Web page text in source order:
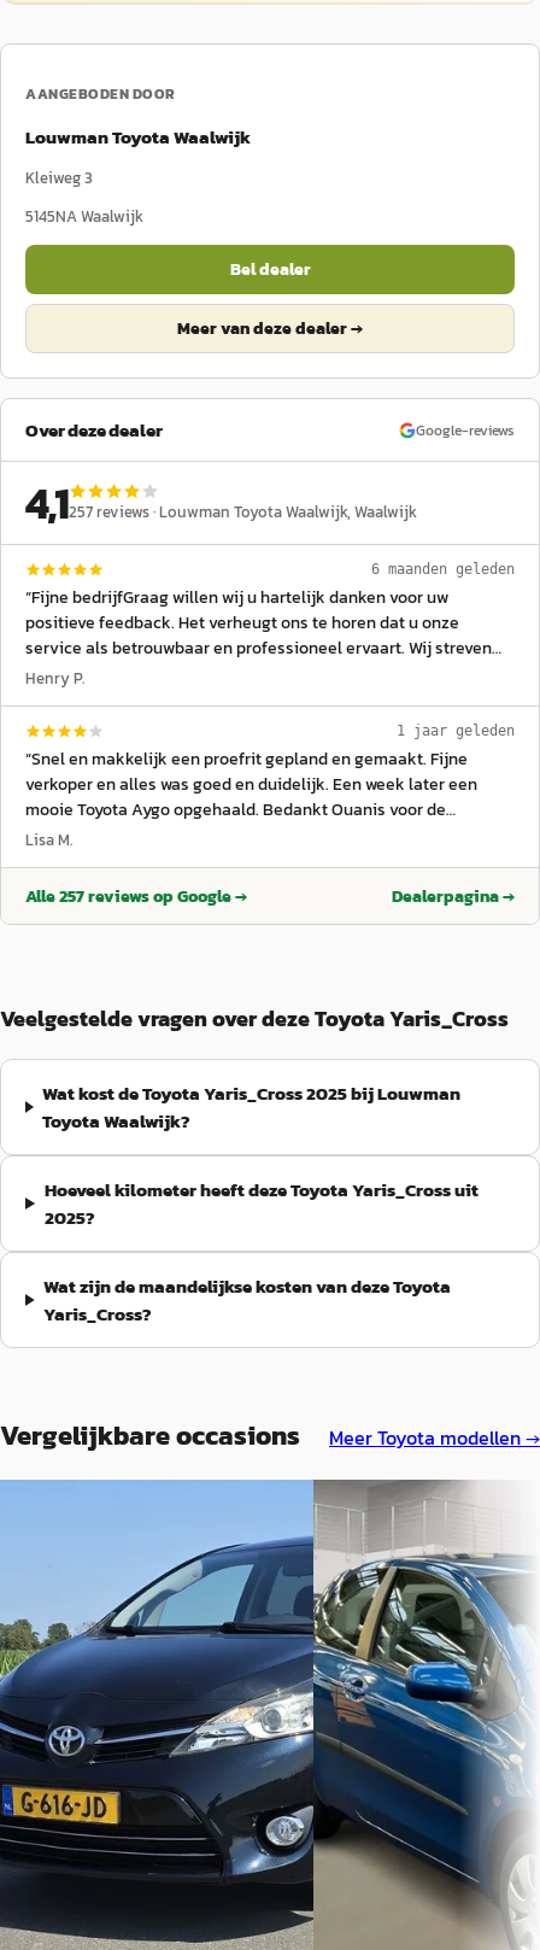
AANGEBODEN DOOR
Louwman Toyota Waalwijk
Kleiweg 3
5145NAWaalwijk
Bel dealer
Meer van deze dealer →
Over deze dealer Google-reviews
4,1257reviews ·Louwman Toyota Waalwijk, Waalwijk
6 maanden geleden
“Fijne bedrijfGraag willen wij u hartelijk danken voor uw
positieve feedback. Het verheugt ons te horen dat u onze
service als betrouwbaar en professioneel ervaart. Wij streven
ernaar om altijd met een Brabantse, no-nonsense mentaliteit te
handhaven. We waarderen uw vertrouwen in ons bedrijf enorm.”
Henry P.
1 jaar geleden
“Snel en makkelijk een proefrit gepland en gemaakt. Fijne
verkoper en alles was goed en duidelijk. Een week later een
mooie Toyota Aygo opgehaald. Bedankt Ouanis voor de
verkoop!
Lisa M.
Alle257reviews op Google → Dealerpagina →
Veelgestelde vragen over deze Toyota Yaris_Cross
Wat kost de Toyota Yaris_Cross 2025 bij Louwman
Toyota Waalwijk?
Hoeveel kilometer heeft deze Toyota Yaris_Cross uit
2025?
Wat zijn de maandelijkse kosten van deze Toyota
Yaris_Cross?
Vergelijkbare occasions MeerToyota modellen →
1.6 VVT-i Comfort I 7 Pers. I
€ 10.950
v.a. € 232/mnd
Marktconform
2013 · 174.040 km · Benzine ·
Handgeschakeld
Berends Automotive
Bekijk aanbieding →
Vergelijk
Toyota Yaris·
€ 2.699
Scherp geprijsd
2006 · 0 km · Benzine ·
Handgeschakeld
Autohandel J-H·
Bekijk aanbieding →
Vergelijk